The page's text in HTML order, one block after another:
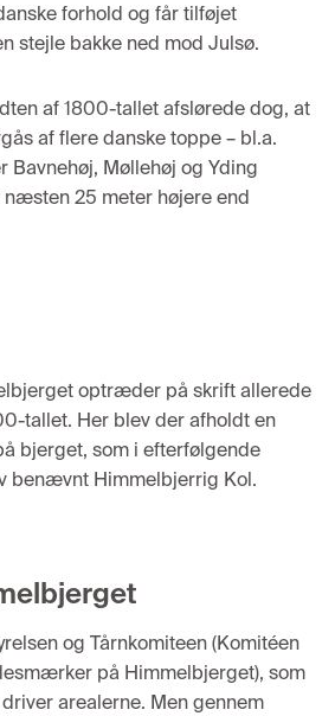
forhold og får tilføjet
stejle bakke ned mod Julsø.
af 1800-talletafslørede dog, at
af flere danske toppe – bl.a.
Bavnehøj, Møllehøj og Yding
næsten 25 meter højere end
optræder på skrift allerede
tallet. Her blev der afholdt en
bjerget, som i efterfølgende
benævnt Himmelbjerrig Kol.
og Tårnkomiteen (Komitéen
på Himmelbjerget), som
arealerne. Men gennem